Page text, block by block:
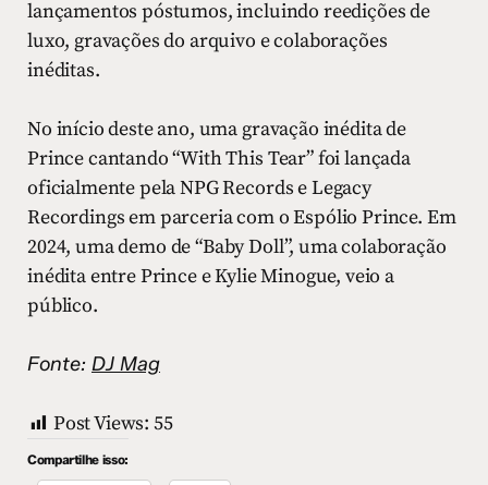
lançamentos póstumos, incluindo reedições de
luxo, gravações do arquivo e colaborações
inéditas.
No início deste ano, uma gravação inédita de
Prince cantando “With This Tear” foi lançada
oficialmente pela NPG Records e Legacy
Recordings em parceria com o Espólio Prince. Em
2024, uma demo de “Baby Doll”, uma colaboração
inédita entre Prince e Kylie Minogue, veio a
público.
Fonte: DJ Mag
Post Views: 55
Compartilhe isso: